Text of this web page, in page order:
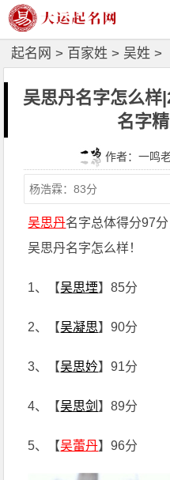
起名网 > 百家姓 > 吴姓 >
吴思丹名字怎么样
名字
作者：一鸣
吴思丹名字总体得分97
吴思丹名字怎么样！
1、【吴思堙】85分
2、【吴凝思】90分
3、【吴思妗】91分
4、【吴思剑 】89分
5、【吴蕾丹】96分